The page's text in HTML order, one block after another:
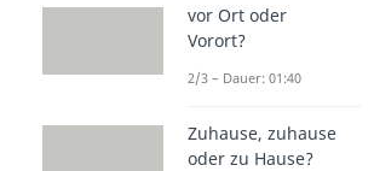
vor Ort oder
Vorort?
2/3 – Dauer: 01:40
Zuhause, zuhause
oder zu Hause?